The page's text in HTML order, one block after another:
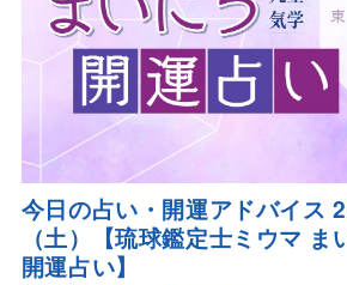
今日の占い・開運アドバイス
（土）【琉球鑑定士ミウマ ま
開運占い】